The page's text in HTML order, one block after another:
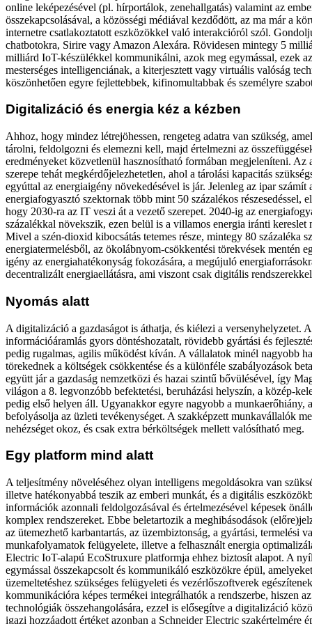
online leképezésével (pl. hírportálok, zenehallgatás) valamint az
összekapcsolásával, a közösségi médiával kezdődött, az ma már a
internetre csatlakoztatott eszközökkel való interakcióról szól.
chatbotokra, Sirire vagy Amazon Alexára. Rövidesen mintegy 5
milliárd IoT-készülékkel kommunikálni, azok meg egymással, ezek
mesterséges intelligenciának, a kiterjesztett vagy virtuális valóság
köszönhetően egyre fejlettebbek, kifinomultabbak és személyre
Digitalizáció és energia kéz a kézben
Ahhoz, hogy mindez létrejöhessen, rengeteg adatra van szükség,
tárolni, feldolgozni és elemezni kell, majd értelmezni az
eredményeket közvetlenül hasznosítható formában megjeleníteni. Az
szerepe tehát megkérdőjelezhetetlen, ahol a tárolási kapacitás
egyúttal az energiaigény növekedésével is jár. Jelenleg az ipar számít
energiafogyasztó szektornak több mint 50 százalékos részesedéssel,
hogy 2030-ra az IT veszi át a vezető szerepet. 2040-ig az
százalékkal növekszik, ezen belül is a villamos energia iránti kereslet
Mivel a szén-dioxid kibocsátás tetemes része, mintegy 80 százaléka
energiatermelésből, az ökolábnyom-csökkentési törekvések mentén
igény az energiahatékonyság fokozására, a megújuló
decentralizált energiaellátásra, ami viszont csak digitális
Nyomás alatt
A digitalizáció a gazdaságot is áthatja, és kiélezi a versenyhelyzetet.
információáramlás gyors döntéshozatalt, rövidebb gyártási és
pedig rugalmas, agilis működést kíván. A vállalatok minél nagyobb
törekednek a költségek csökkentése és a különféle szabályozások
együtt jár a gazdaság nemzetközi és hazai szintű bővülésével, így
világon a 8. legvonzóbb befektetési, beruházási helyszín, a közép-
pedig első helyen áll. Ugyanakkor egyre nagyobb a munkaerőhiány,
befolyásolja az üzleti tevékenységet. A szakképzett munkavállalók
nehézséget okoz, és csak extra bérköltségek mellett valósítható meg.
Egy platform mind alatt
A teljesítmény növeléséhez olyan intelligens megoldásokra van
illetve hatékonyabbá teszik az emberi munkát, és a digitális
információk azonnali feldolgozásával és értelmezésével képesek
komplex rendszereket. Ebbe beletartozik a meghibásodások
az ütemezhető karbantartás, az üzembiztonság, a gyártási, termelési
munkafolyamatok felügyelete, illetve a felhasznált energia
Electric IoT-alapú EcoStruxure platformja ehhez biztosít alapot. A
egymással összekapcsolt és kommunikáló eszközökre épül,
üzemeltetéshez szükséges felügyeleti és vezérlőszoftverek
kommunikációra képes termékei integrálhatók a rendszerbe, hiszen
technológiák összehangolására, ezzel is elősegítve a digitalizáció
igazi hozzáadott értéket azonban a Schneider Electric szakértelmére